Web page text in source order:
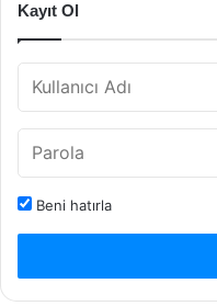
Kayıt Ol
Beni hatırla